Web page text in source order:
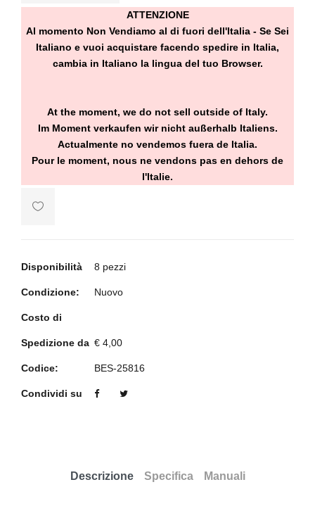
ATTENZIONE
Al momento Non Vendiamo al di fuori dell'Italia - Se Sei
Italiano e vuoi acquistare facendo spedire in Italia,
cambia in Italiano la lingua del tuo Browser.
At the moment, we do not sell outside of Italy.
Im Moment verkaufen wir nicht außerhalb Italiens.
Actualmente no vendemos fuera de Italia.
Pour le moment, nous ne vendons pas en dehors de
l'Italie.
Disponibilità 8 pezzi
Condizione: Nuovo
Costo di
Spedizione da € 4,00
Codice: BES-25816
Condividi su
Descrizione Specifica Manuali